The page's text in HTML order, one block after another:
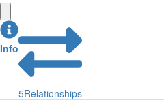
Info
5Relationships